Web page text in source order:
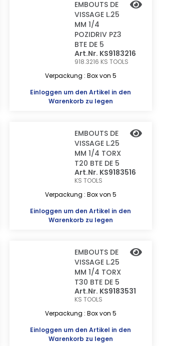
EMBOUTS DE
VISSAGE L.25
MM 1/4
POZIDRIV PZ3
BTE DE 5
Art.Nr. KS9183216
918.3216 KS TOOLS
Verpackung : Box von 5
Einloggen um den Artikel in den
Warenkorb zu legen
EMBOUTS DE
VISSAGE L.25
MM 1/4 TORX
T20 BTE DE 5
Art.Nr. KS9183516
KS TOOLS
Verpackung : Box von 5
Einloggen um den Artikel in den
Warenkorb zu legen
EMBOUTS DE
VISSAGE L.25
MM 1/4 TORX
T30 BTE DE 5
Art.Nr. KS9183531
KS TOOLS
Verpackung : Box von 5
Einloggen um den Artikel in den
Warenkorb zu legen